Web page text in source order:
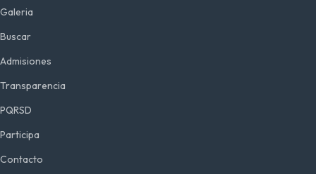
Galeria
Buscar
Admisiones
Transparencia
PQRSD
Participa
Contacto